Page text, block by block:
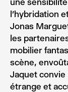
une
l’hybridation
Jonas
les
mobilier
scène,
Jaquet convie
étrange et